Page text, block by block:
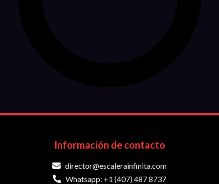
Información de contacto
director@escalerainfinita.com
Whatsapp: +1 (407) 487 8737